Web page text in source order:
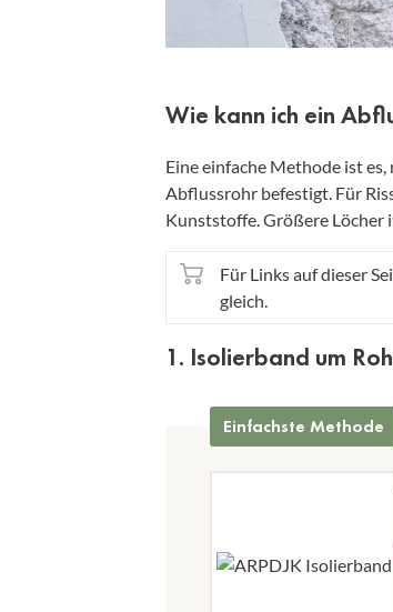
Wie kann ich ein
Eine einfache Methode ist
Abflussrohr befestigt. Für
Kunststoffe. Größere Löcher
Für Links auf dieser
gleich.
1. Isolierband um
Einfachste Methode